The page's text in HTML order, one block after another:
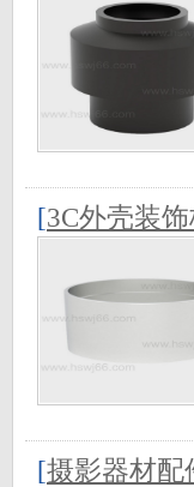
[3C外壳装饰
[摄影器材配